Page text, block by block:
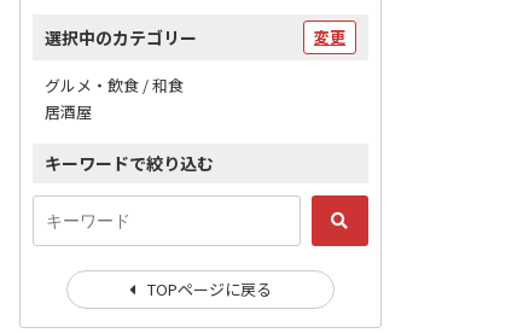
選択中のカテゴリー 変更
グルメ・飲食 / 和食
居酒屋
キーワードで絞り込む
TOPページに戻る